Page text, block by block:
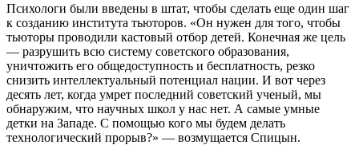
Психологи были введены в штат, чтобы сделать еще один шаг
к созданию института тьюторов. «Он нужен для того, чтобы
тьюторы проводили кастовый отбор детей. Конечная же цель
— разрушить всю систему советского образования,
уничтожить его общедоступность и бесплатность, резко
снизить интеллектуальный потенциал нации. И вот через
десять лет, когда умрет последний советский ученый, мы
обнаружим, что научных школ у нас нет. А самые умные
детки на Западе. С помощью кого мы будем делать
технологический прорыв?» — возмущается Спицын.